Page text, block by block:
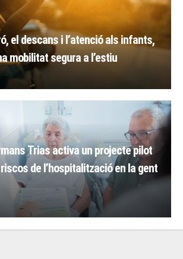
el descans i l’atenció als infants,
mobilitat segura a l’estiu
Trias activa un projecte pilot
de l’hospitalització en la gent